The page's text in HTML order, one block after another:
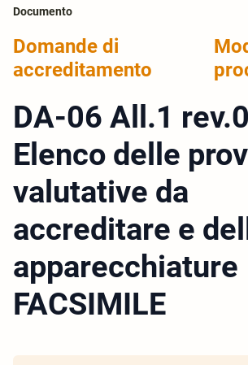
Documento
Domande di
accreditamento
DA-06 All.1
Elenco delle
valutative da
accreditare e
apparecchiature
FACSIMILE